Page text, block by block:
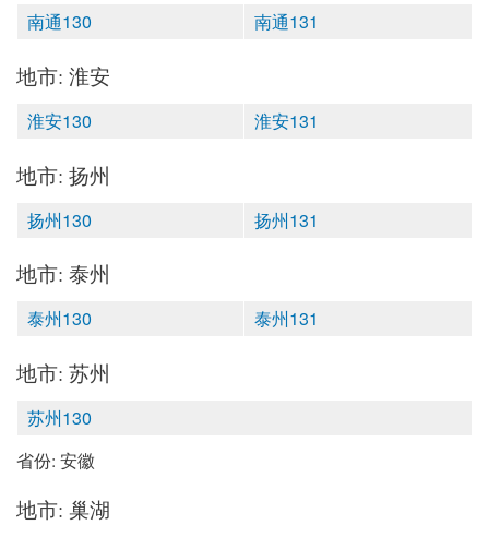
南通130 南通131
地市: 淮安
淮安130 淮安131
地市: 扬州
扬州130 扬州131
地市: 泰州
泰州130 泰州131
地市: 苏州
苏州130
省份: 安徽
地市: 巢湖